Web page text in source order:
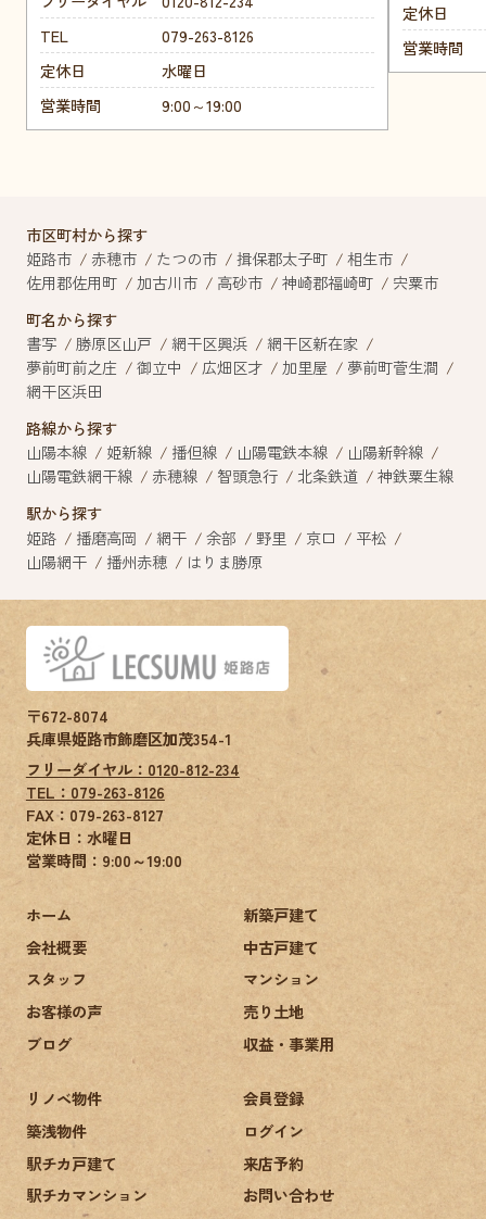
TEL
079-263-8126
定休日
水曜日
営業時間
9:00～19:00
定休日
営業時間
市区町村から探す
姫路市
赤穂市 たつの市 揖保郡太子町
相生市
佐用郡佐用町
加古川市 高砂市 神崎郡福崎町
宍粟市
町名から探す
書写
勝原区山戸 網干区興浜
網干区新在家
夢前町前之庄
御立中 広畑区才 加里屋
夢前町菅生澗
網干区浜田
路線から探す
山陽本線
姫新線 播但線 山陽電鉄本線
山陽新幹線
山陽電鉄網干線
赤穂線 智頭急行 北条鉄道
神鉄粟生線
駅から探す
姫路
播磨高岡 網干 余部 野里 京口
平松
山陽網干
播州赤穂 はりま勝原
〒672-8074
兵庫県姫路市飾磨区加茂354-1
フリーダイヤル：0120-812-234
TEL：079-263-8126
FAX： 079-263-8127
定休日：水曜日
営業時間：9:00～19:00
ホーム
会社概要
スタッフ
お客様の声
ブログ
新築戸建て
中古戸建て
マンション
売り土地
収益・事業用
リノベ物件
築浅物件
駅チカ戸建て
駅チカマンション
会員登録
ログイン
来店予約
お問い合わせ